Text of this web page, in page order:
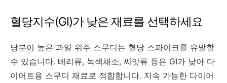
혈당지수(GI)가 낮은 재료를 선택하세요
당분이 높은 과일 위주 스무디는 혈당 스파이크를 유발할
수 있습니다. 베리류, 녹색채소, 씨앗류 등은 GI가 낮아 다
이어트용 스무디 재료로 적합합니다. 지속 가능한 다이어